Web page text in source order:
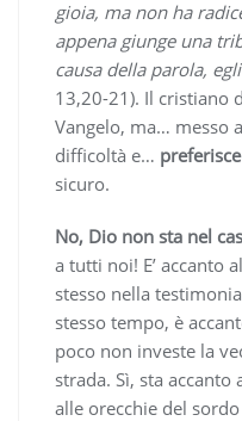
gioia, ma non ha
appena giunge una
causa della parola,
13,20-21). Il cristiano
Vangelo, ma… messo
difficoltà e…
sicuro.
No, Dio non sta nel
a tutti noi! E’ accanto
stesso nella
stesso tempo, è
poco non investe la
strada. Sì, sta accanto
alle orecchie del sordo